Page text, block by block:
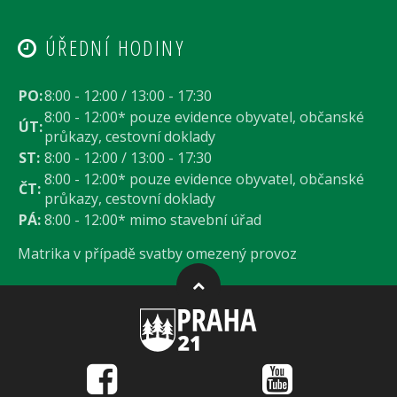
ÚŘEDNÍ HODINY
PO:8:00 - 12:00 / 13:00 - 17:30
ÚT:8:00 - 12:00* pouze evidence obyvatel, občanské
průkazy, cestovní doklady
ST: 8:00 - 12:00 / 13:00 - 17:30
ČT:8:00 - 12:00* pouze evidence obyvatel, občanské
průkazy, cestovní doklady
PÁ:8:00 - 12:00* mimo stavební úřad
Matrika v případě svatby omezený provoz